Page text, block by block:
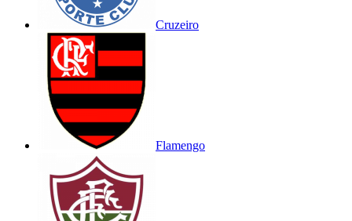
Cruzeiro
Flamengo